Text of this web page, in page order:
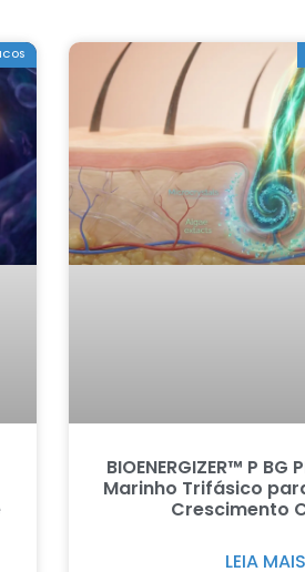
BIOENERGIZER™ P
Marinho Trifásico
Crescimento
LEIA MAIS